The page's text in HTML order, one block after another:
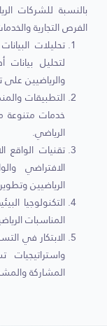
بالنسبة للشركات
الفرص التجارية
تحليلات
لتحليل
والرياضيين على
التطبيقات
خدمات متنوعة
الرياضي.
تقنيات الواقع
الافتراضي
الرياضيين
التكنولوجيا
المناسبات
الابتكار في
المشاركة